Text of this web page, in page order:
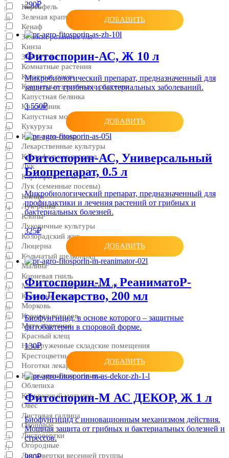
Картофель
48
Кенаф
3
Кинза
4
Комнатные растения
8
Комнатные цветочные растения
5
Крыжовник
9
Кукуруза
6
Лекарственные культуры
3
Лук
5
Лук (семенные посевы)
2
Лук-репка
2
Луковичные культуры
1
Люцерна
10
Малина
6
Мачек желтыйМачек желтый
3
Морковь
15
Мята перечная
3
Незагруженные складские помещения
3
Ноготки лекарственные
8
Облепиха
2
Овес
3
Овощные
23
Огородные
9
Зеленая крапчатая мозаика
2
Зеленая розанная тля
6
Златогузка
8
Кагатные гнили
1
Капустная белянка
17
Капустная моль
18
Капустная совка
18
Картофельная коровка
4
Картофельная моль
5
Клещи
14
Клопы
2
Колорадский жук
13
Кольчатый шелкопряд
5
Корневая гниль
12
Корневые гнили
18
Корнеед всходов
4
Красный клещ
1
Крестоцветные блошки
1
Крыжовниковая огневка
8
Кукурузный мотылек
2
Листовая галлица
3
Листовертки
11
Листовертки весенней группы
290₽
ДОБАВИТЬ
Фитоспорин-АС, Ж 10 л
Микробиологический препарат, предназначенный для
защиты от грибных и бактериальных заболеваний.
3 550₽
ДОБАВИТЬ
Фитоспорин-АС, Универсальный
Биопрепарат, 0.5 л
Микробиологический препарат, предназначенный для
профилактики и лечения растений от грибных и
бактериальных болезней.
325₽
ДОБАВИТЬ
Фитоспорин-М , РеаниматоР-
БиоЛекарство, 200 мл
Биофунгицид, в основе которого – защитные
фитобактерии в споровой форме.
130₽
ДОБАВИТЬ
Фитоспорин-М АС ДЕКОР, Ж 1 л
Биофунгицид с инновационным механизмом действия.
Мощная защита от грибных и бактериальных болезней и
стрессов.